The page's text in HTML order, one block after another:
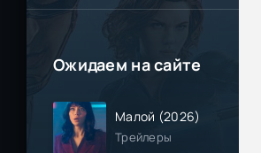
Ожидаем на сайте
Малой (2026)
Трейлеры